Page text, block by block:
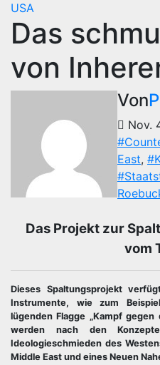
USA
Das
von
Von
Nov.
East,
Das Projekt zur
vom
Dieses Spaltungsprojekt
Instrumente, wie zum
lügenden Flagge „Kampf gegen
werden nach den
Ideologieschmieden des
Middle East und eines Neuen